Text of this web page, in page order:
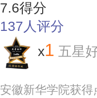
7.6得分
137人评分
x1 五星
安徽新华学院获